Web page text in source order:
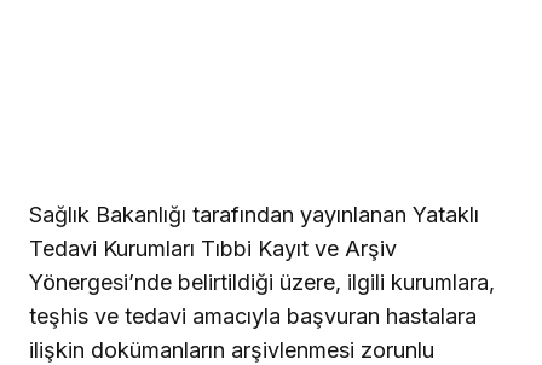
Sağlık Bakanlığı tarafından yayınlanan Yataklı
Tedavi Kurumları Tıbbi Kayıt ve Arşiv
Yönergesi’nde belirtildiği üzere, ilgili kurumlara,
teşhis ve tedavi amacıyla başvuran hastalara
ilişkin dokümanların arşivlenmesi zorunlu